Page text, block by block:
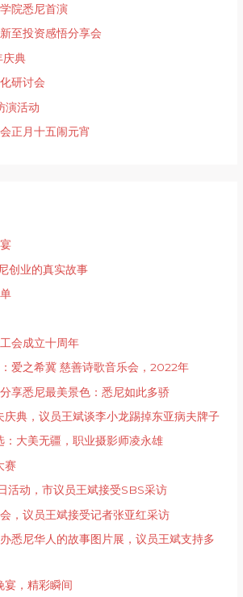
院悉尼首演
至投资感悟分享会
庆典
研讨会
演活动
正月十五闹元宵
创业的真实故事
会成立十周年
爱之希冀 慈善诗歌音乐会，2022年
享悉尼最美景色：悉尼如此多骄
典，议员王斌谈李小龙踢掉东亚病夫牌子
大美无疆，职业摄影师凌永雄
赛
活动，市议员王斌接受SBS采访
，议员王斌接受记者张亚红采访
悉尼华人的故事图片展，议员王斌支持多
，精彩瞬间